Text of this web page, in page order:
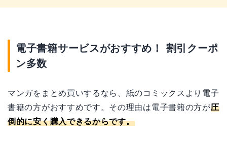
電子書籍サービスがおすすめ！ 割引クーポ
ン多数
マンガをまとめ買いするなら、紙のコミックスより電子
書籍の方がおすすめです。その理由は電子書籍の方が圧
倒的に安く購入できるからです。